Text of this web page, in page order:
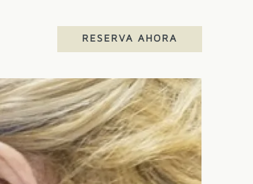
RESERVA AHORA